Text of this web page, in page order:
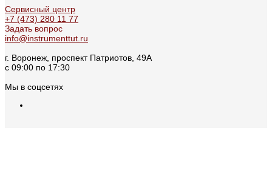
Сервисный центр
+7 (473) 280 11 77
Задать вопрос
info@instrumenttut.ru
г. Воронеж, проспект Патриотов, 49А
с 09:00 по 17:30
Мы в соцсетях